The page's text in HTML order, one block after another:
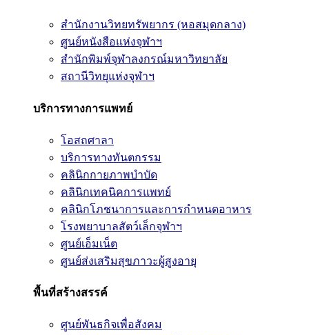
สำนักงานวิทยทรัพยากร (หอสมุดกลาง)
ศูนย์หนังสือแห่งจุฬาฯ
สำนักพิมพ์จุฬาลงกรณ์มหาวิทยาลัย
สถานีวิทยุแห่งจุฬาฯ
บริการทางการแพทย์
โอสถศาลา
บริการทางทันตกรรม
คลินิกกายภาพบำบัด
คลินิกเทคนิคการแพทย์
คลินิกโภชนาการและการกำหนดอาหาร
โรงพยาบาลสัตว์เล็กจุฬาฯ
ศูนย์เอ็มเน็ต
ศูนย์ส่งเสริมสุขภาวะผู้สูงอายุ
พื้นที่สร้างสรรค์
ศูนย์พันธกิจเพื่อสังคม